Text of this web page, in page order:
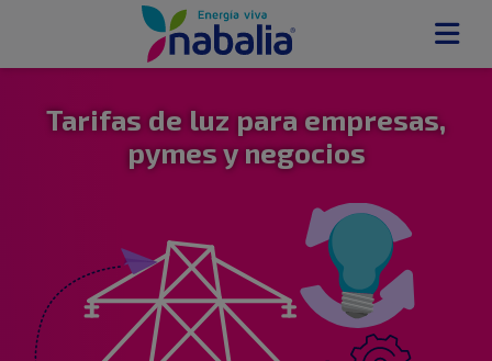
Tarifas de luz para empresas,
pymes y negocios